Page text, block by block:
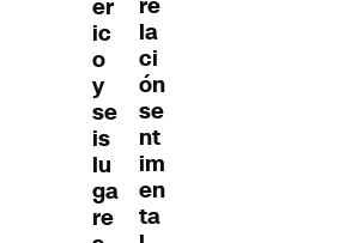
ér
ic
o
y
se
is
lu
ga
re
re
la
ci
ón
se
nt
im
en
ta